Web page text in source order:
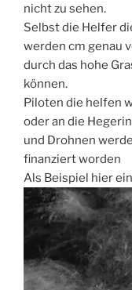
nicht zu sehen.
Selbst die Helfer
werden cm genau
durch das hohe
können.
Piloten die helfen
oder an die
und Drohnen
finanziert worden
Als Beispiel hier